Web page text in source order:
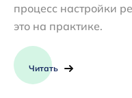
процесс настройки
это на практике.
Читать